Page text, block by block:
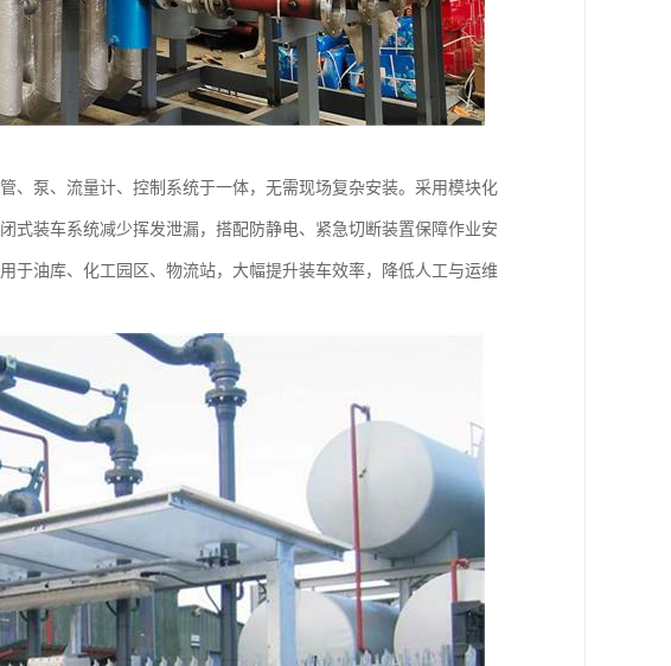
、泵、流量计、控制系统于一体，无需现场复杂安装。采用模块化
式装车系统减少挥发泄漏，搭配防静电、紧急切断装置保障作业安
于油库、化工园区、物流站，大幅提升装车效率，降低人工与运维